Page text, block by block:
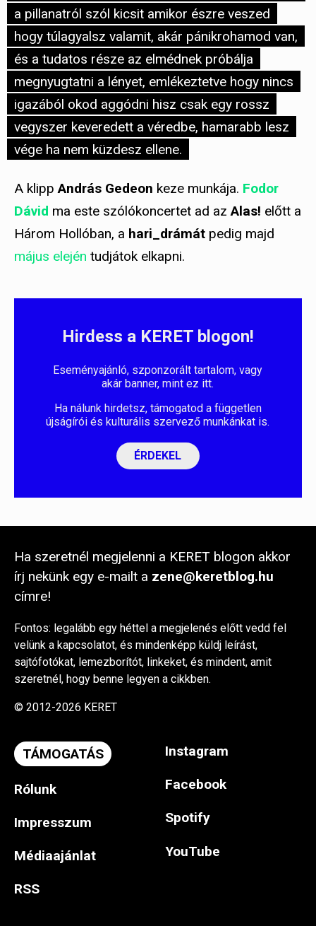
a pillanatról szól kicsit amikor észre veszed
hogy túlagyalsz valamit, akár pánikrohamod van,
és a tudatos része az elmédnek próbálja
megnyugtatni a lényet, emlékeztetve hogy nincs
igazából okod aggódni hisz csak egy rossz
vegyszer keveredett a véredbe, hamarabb lesz
vége ha nem küzdesz ellene.
A klipp András Gedeon keze munkája. Fodor
Dávid ma este szólókoncertet ad az Alas! előtt a
Három Hollóban, a hari_drámát pedig majd
május elején tudjátok elkapni.
Hirdess a KERET blogon!
Eseményajánló, szponzorált tartalom, vagy
akár banner, mint ez itt.
Ha nálunk hirdetsz, támogatod a független
újságírói és kulturális szervező munkánkat is.
ÉRDEKEL
Ha szeretnél megjelenni a KERET blogon akkor
írj nekünk egy e-mailt a zene@keretblog.hu
címre!
Fontos: legalább egy héttel a megjelenés előtt vedd fel
velünk a kapcsolatot, és mindenképp küldj leírást,
sajtófotókat, lemezborítót, linkeket, és mindent, amit
szeretnél, hogy benne legyen a cikkben.
© 2012-2026 KERET
TÁMOGATÁS
Rólunk
Impresszum
Médiaajánlat
RSS
Instagram
Facebook
Spotify
YouTube